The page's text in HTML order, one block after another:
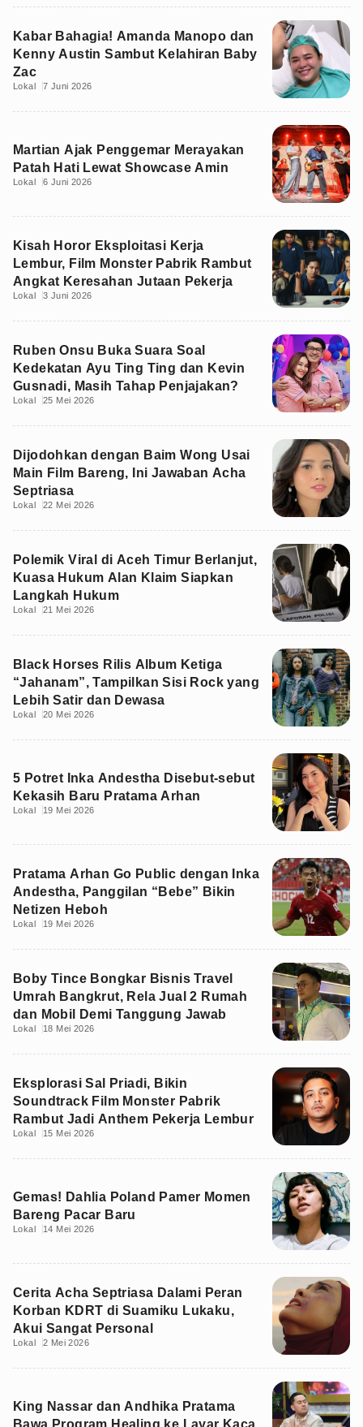
Kabar Bahagia! Amanda Manopo dan
Kenny Austin Sambut Kelahiran Baby
Zac
Lokal 7 Juni 2026
Martian Ajak Penggemar Merayakan
Patah Hati Lewat Showcase Amin
Lokal 6 Juni 2026
Kisah Horor Eksploitasi Kerja
Lembur, Film Monster Pabrik Rambut
Angkat Keresahan Jutaan Pekerja
Lokal 3 Juni 2026
Ruben Onsu Buka Suara Soal
Kedekatan Ayu Ting Ting dan Kevin
Gusnadi, Masih Tahap Penjajakan?
Lokal 25 Mei 2026
Dijodohkan dengan Baim Wong Usai
Main Film Bareng, Ini Jawaban Acha
Septriasa
Lokal 22 Mei 2026
Polemik Viral di Aceh Timur Berlanjut,
Kuasa Hukum Alan Klaim Siapkan
Langkah Hukum
Lokal 21 Mei 2026
Black Horses Rilis Album Ketiga
“Jahanam”, Tampilkan Sisi Rock yang
Lebih Satir dan Dewasa
Lokal 20 Mei 2026
5 Potret Inka Andestha Disebut-sebut
Kekasih Baru Pratama Arhan
Lokal 19 Mei 2026
Pratama Arhan Go Public dengan Inka
Andestha, Panggilan “Bebe” Bikin
Netizen Heboh
Lokal 19 Mei 2026
Boby Tince Bongkar Bisnis Travel
Umrah Bangkrut, Rela Jual 2 Rumah
dan Mobil Demi Tanggung Jawab
Lokal 18 Mei 2026
Eksplorasi Sal Priadi, Bikin
Soundtrack Film Monster Pabrik
Rambut Jadi Anthem Pekerja Lembur
Lokal 15 Mei 2026
Gemas! Dahlia Poland Pamer Momen
Bareng Pacar Baru
Lokal 14 Mei 2026
Cerita Acha Septriasa Dalami Peran
Korban KDRT di Suamiku Lukaku,
Akui Sangat Personal
Lokal 2 Mei 2026
King Nassar dan Andhika Pratama
Bawa Program Healing ke Layar Kaca